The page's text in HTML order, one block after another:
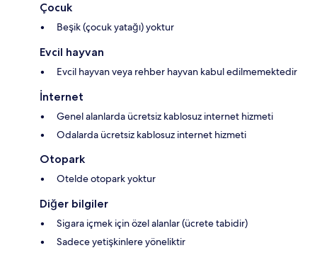
Çocuk
Beşik (çocuk yatağı) yoktur
Evcil hayvan
Evcil hayvan veya rehber hayvan kabul edilmemektedir
İnternet
Genel alanlarda ücretsiz kablosuz internet hizmeti
Odalarda ücretsiz kablosuz internet hizmeti
Otopark
Otelde otopark yoktur
Diğer bilgiler
Sigara içmek için özel alanlar (ücrete tabidir)
Sadece yetişkinlere yöneliktir